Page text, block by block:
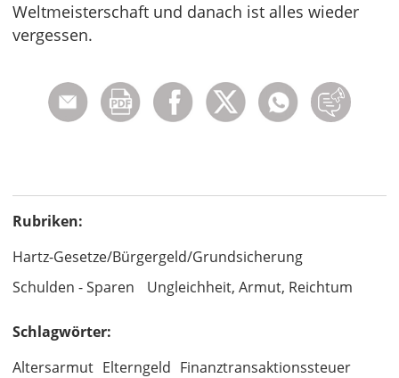
Weltmeisterschaft und danach ist alles wieder
vergessen.
Rubriken:
Hartz-Gesetze/Bürgergeld/Grundsicherung
Schulden - Sparen
Ungleichheit, Armut, Reichtum
Schlagwörter:
Altersarmut Elterngeld Finanztransaktionssteuer